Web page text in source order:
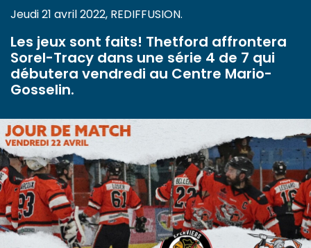
Jeudi 21 avril 2022, REDIFFUSION.
Les jeux sont faits! Thetford affrontera
Sorel-Tracy dans une série 4 de 7 qui
débutera vendredi au Centre Mario-
Gosselin.